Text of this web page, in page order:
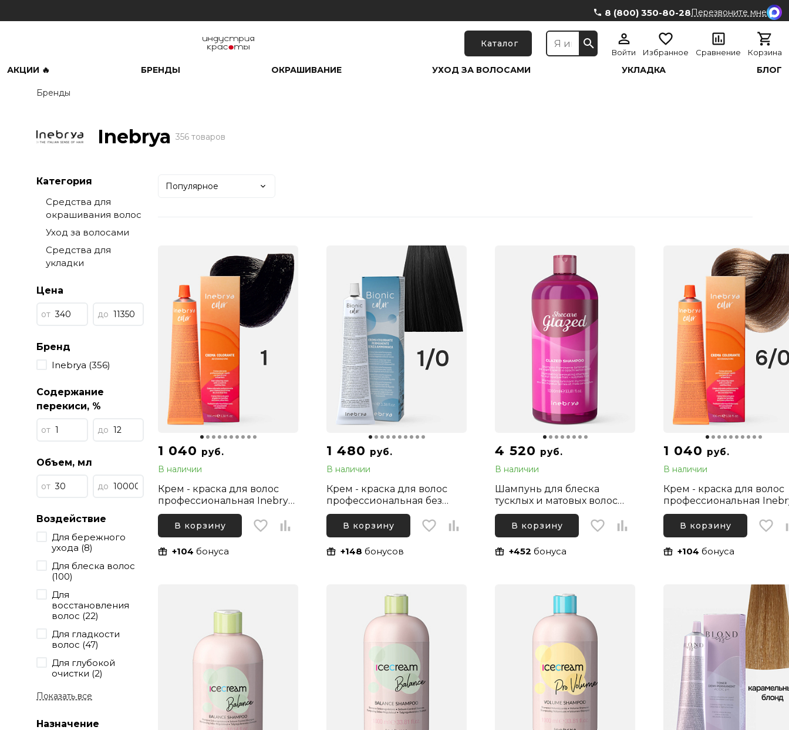
8 (800) 350-80-28Перезвоните мне
Каталог
Войти Избранное Сравнение Корзина
АКЦИИ 🔥 БРЕНДЫ ОКРАШИВАНИЕ УХОД ЗА ВОЛОСАМИ УКЛАДКА БЛОГ
Бренды
Inebrya 356 товаров
Категория
Средства для
окрашивания волос
Уход за волосами
Средства для
укладки
Цена
от до
Бренд
Inebrya (356)
Содержание
перекиси, %
от до
Объем, мл
от до
Воздействие
Для бережного
ухода (8)
Для блеска волос
(100)
Для
восстановления
волос (22)
Для гладкости
волос (47)
Для глубокой
очистки (2)
Показать все
Назначение
Популярное
1 040 руб.
В наличии
Крем - краска для волос
профессиональная Inebrya
Color Professional 1 Черный,
100 мл
В корзину
+104 бонуса
1 480 руб.
В наличии
Крем - краска для волос
профессиональная без
аммиака Inebrya Bionic
Color 1/0 Черный
Натуральный, 100 мл
В корзину
+148 бонусов
4 520 руб.
В наличии
Шампунь для блеска
тусклых и матовых волос
Inebrya Shecare Glazed
Shampoo, 1000 мл
В корзину
+452 бонуса
1 040 руб.
В наличии
Крем - краска для волос
профессиональная
Color Professional 6/0
Темный русый
Натуральный, 100 мл
В корзину
+104 бонуса